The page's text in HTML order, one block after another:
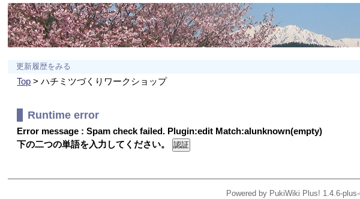
更新履歴をみる
Top > ハチミツづくりワークショップ
Runtime error
Error message : Spam check failed. Plugin:edit Match:alunknown(empty)
下の二つの単語を入力してください。
Powered by PukiWiki Plus! 1.4.6-